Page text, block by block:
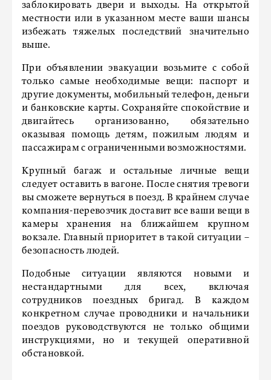
заблокировать двери и выходы. На открытой
местности или в указанном месте ваши шансы
избежать тяжелых последствий значительно
выше.
При объявлении эвакуации возьмите с собой
только самые необходимые вещи: паспорт и
другие документы, мобильный телефон, деньги
и банковские карты. Сохраняйте спокойствие и
двигайтесь организованно, обязательно
оказывая помощь детям, пожилым людям и
пассажирам с ограниченными возможностями.
Крупный багаж и остальные личные вещи
следует оставить в вагоне. После снятия тревоги
вы сможете вернуться в поезд. В крайнем случае
компания-перевозчик доставит все ваши вещи в
камеры хранения на ближайшем крупном
вокзале. Главный приоритет в такой ситуации –
безопасность людей.
Подобные ситуации являются новыми и
нестандартными для всех, включая
сотрудников поездных бригад. В каждом
конкретном случае проводники и начальники
поездов руководствуются не только общими
инструкциями, но и текущей оперативной
обстановкой.